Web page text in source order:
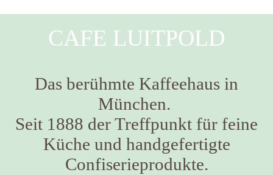
CAFE LUITPOLD
Das berühmte Kaffeehaus in
München.
Seit 1888 der Treffpunkt für feine
Küche und handgefertigte
Confiserieprodukte.